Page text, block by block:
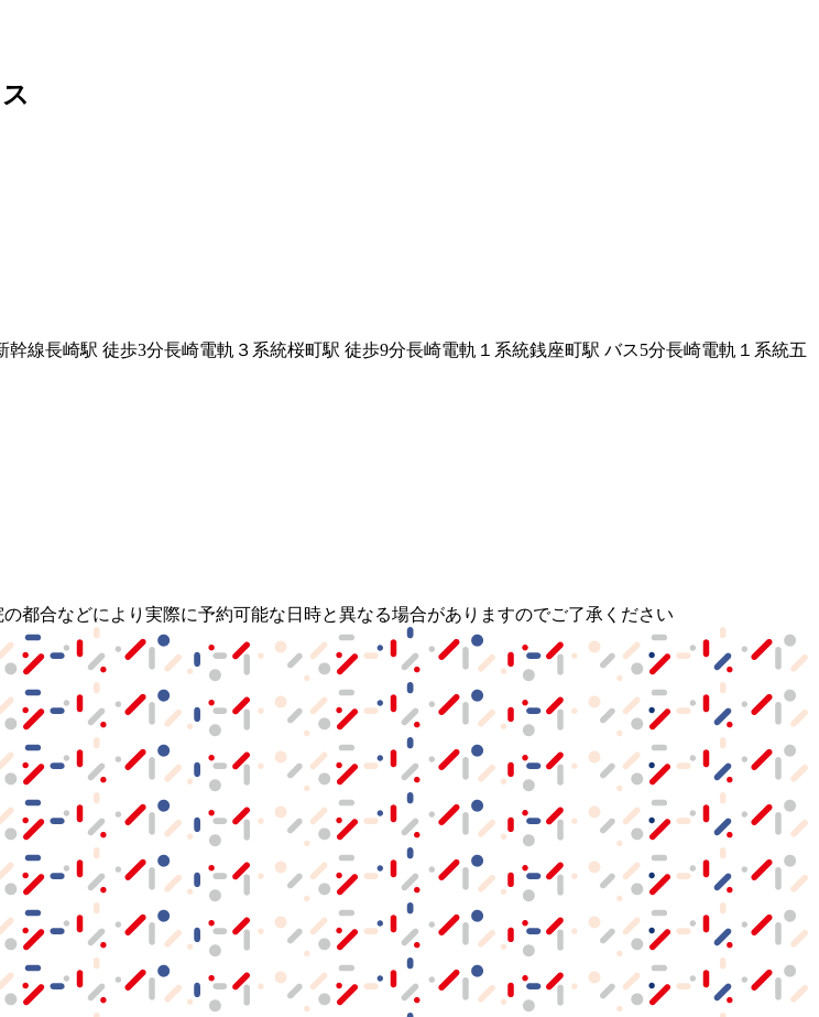
幹線長崎駅 徒歩3分長崎電軌３系統桜町駅 徒歩9分長崎電軌１系統銭座町駅 バス5分長崎電軌１系統五
合などにより実際に予約可能な日時と異なる場合がありますのでご了承ください